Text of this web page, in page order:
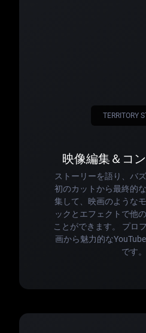
映像編集＆コ
ストーリーを語り、バ
初のカットから最終的
集して、映画のような
ックとエフェクトで他
ことができます。 プロ
画から魅力的な
です。
TERRITORY